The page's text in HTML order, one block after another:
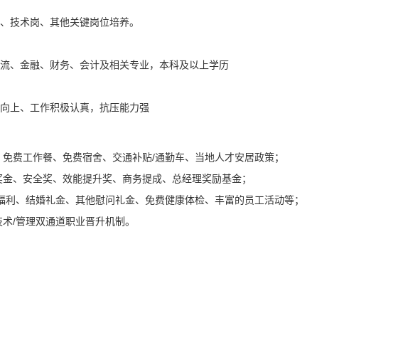
技术岗、其他关键岗位培养。
、金融、财务、会计及相关专业，本科及以上学历
上、工作积极认真，抗压能力强
费工作餐、免费宿舍、交通补贴/通勤车、当地人才安居政策；
、安全奖、效能提升奖、商务提成、总经理奖励基金；
、结婚礼金、其他慰问礼金、免费健康体检、丰富的员工活动等；
/管理双通道职业晋升机制。